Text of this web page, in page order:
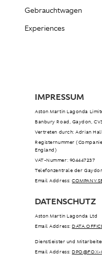
Gebrauchtwagen
Experiences
IMPRESSUM
Aston Martin Lagonda
Banbury Road, Gaydon,
Vertreten durch: Adrian
Registernummer
England)
VAT-Nummer: 904447237
Telefonzentrale der
Email Address:
DATENSCHUTZ
Aston Martin Lagonda Ltd
Email Address:
Dienstleister und
Email Address:DPO@FOX-